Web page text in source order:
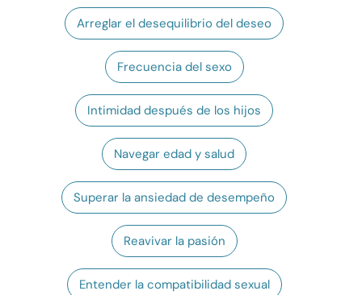
Comunidad
Encuentra un terapeuta
Arreglar el desequilibrio del deseo
Frecuencia del sexo
Intimidad después de los hijos
Navegar edad y salud
Superar la ansiedad de desempeño
Reavivar la pasión
Entender la compatibilidad sexual